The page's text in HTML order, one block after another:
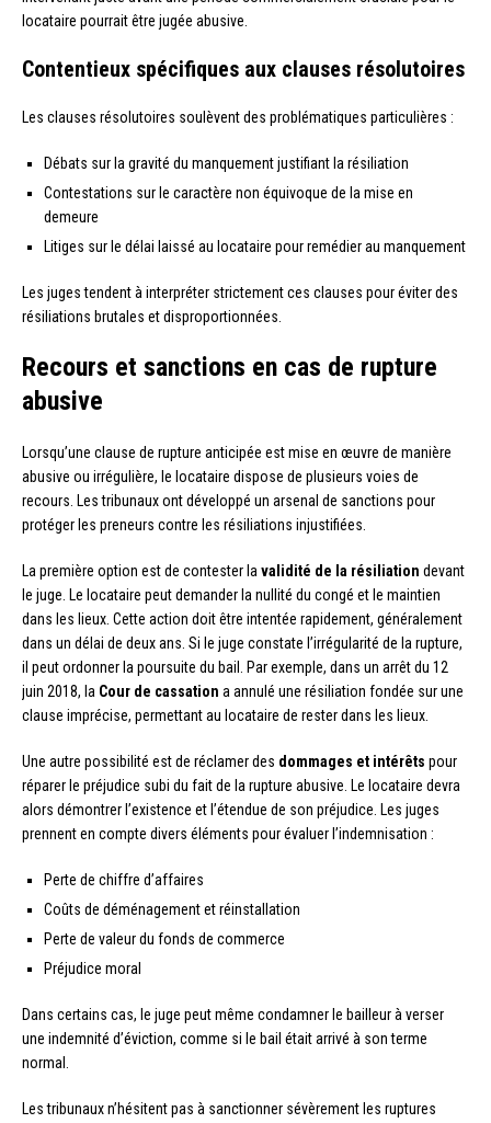
locataire pourrait être jugée abusive.
Contentieux spécifiques aux clauses résolutoires
Les clauses résolutoires soulèvent des problématiques particulières :
Débats sur la gravité du manquement justifiant la résiliation
Contestations sur le caractère non équivoque de la mise en
demeure
Litiges sur le délai laissé au locataire pour remédier au manquement
Les juges tendent à interpréter strictement ces clauses pour éviter des
résiliations brutales et disproportionnées.
Recours et sanctions en cas de rupture
abusive
Lorsqu’une clause de rupture anticipée est mise en œuvre de manière
abusive ou irrégulière, le locataire dispose de plusieurs voies de
recours. Les tribunaux ont développé un arsenal de sanctions pour
protéger les preneurs contre les résiliations injustifiées.
La première option est de contester lavalidité de la résiliation devant
le juge. Le locataire peut demander la nullité du congé et le maintien
dans les lieux. Cette action doit être intentée rapidement, généralement
dans un délai de deux ans. Si le juge constate l’irrégularité de la rupture,
il peut ordonner la poursuite du bail. Par exemple, dans un arrêt du 12
juin 2018, la Cour de cassation a annulé une résiliation fondée sur une
clause imprécise, permettant au locataire de rester dans les lieux.
Une autre possibilité est de réclamer des dommages et intérêts pour
réparer le préjudice subi du fait de la rupture abusive. Le locataire devra
alors démontrer l’existence et l’étendue de son préjudice. Les juges
prennent en compte divers éléments pour évaluer l’indemnisation :
Perte de chiffre d’affaires
Coûts de déménagement et réinstallation
Perte de valeur du fonds de commerce
Préjudice moral
Dans certains cas, le juge peut même condamner le bailleur à verser
une indemnité d’éviction, comme si le bail était arrivé à son terme
normal.
Les tribunaux n’hésitent pas à sanctionner sévèrement les ruptures